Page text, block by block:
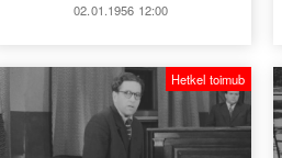
02.01.1956 12:00
Hetkel toimub